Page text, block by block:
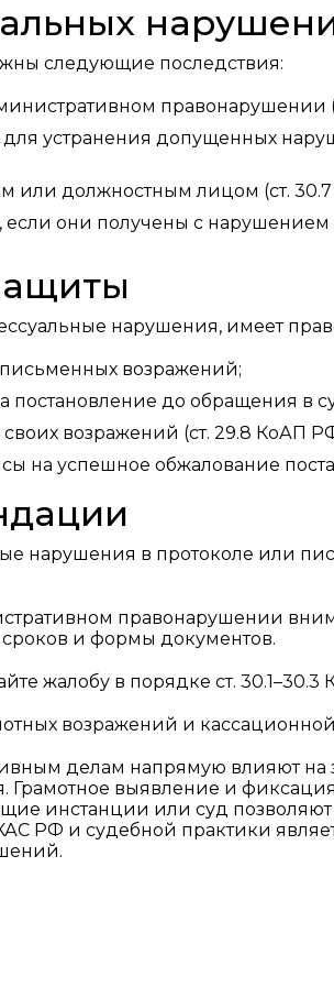
следующие последствия:
правонарушении
устранения допущенных
или должностным лицом (ст.
они получены с
нарушения, имеет
возражений;
постановление до обращения в
своих возражений (ст. 29.8 КоАП
на успешное обжалование
нарушения в протоколе или
правонарушении
и формы документов.
жалобу в порядке ст.
возражений и
делам напрямую влияют на
Грамотное выявление и
инстанции или суд
РФ и судебной практики